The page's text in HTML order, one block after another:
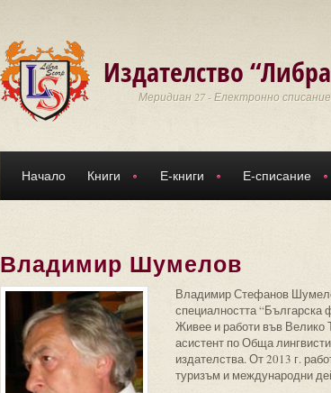
Издателство
Меридиан 27 - Електронно
Начало Книги Е-книги Е-списание
Владимир Шумелов
Владимир Стефанов
специалността “Българска
Живее и работи във Велико
асистент по Обща
издателства. От 2013 г.
туризъм и международни